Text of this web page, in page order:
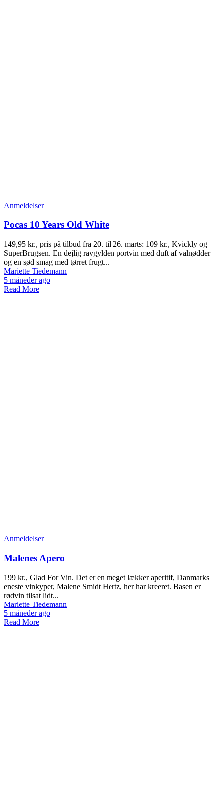
Anmeldelser
Pocas 10 Years Old White
149,95 kr., pris på tilbud fra 20. til 26. marts: 109 kr., Kvickly og
SuperBrugsen. En dejlig ravgylden portvin med duft af valnødder
og en sød smag med tørret frugt...
Mariette Tiedemann
5 måneder ago
Read More
Anmeldelser
Malenes Apero
199 kr., Glad For Vin. Det er en meget lækker aperitif, Danmarks
eneste vinkyper, Malene Smidt Hertz, her har kreeret. Basen er
rødvin tilsat lidt...
Mariette Tiedemann
5 måneder ago
Read More